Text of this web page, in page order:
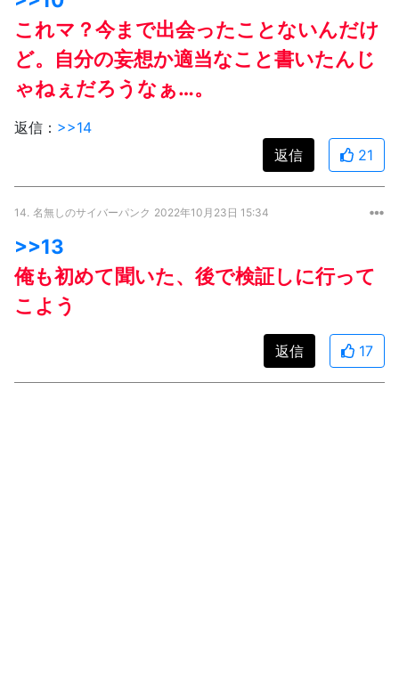
これマ？今まで出会ったことないんだけ
ど。自分の妄想か適当なこと書いたんじ
ゃねぇだろうなぁ…。
返信： >>14
返信
21
14. 名無しのサイバーパンク 2022年10月23日 15:34
>>13
俺も初めて聞いた、後で検証しに行って
こよう
返信 17